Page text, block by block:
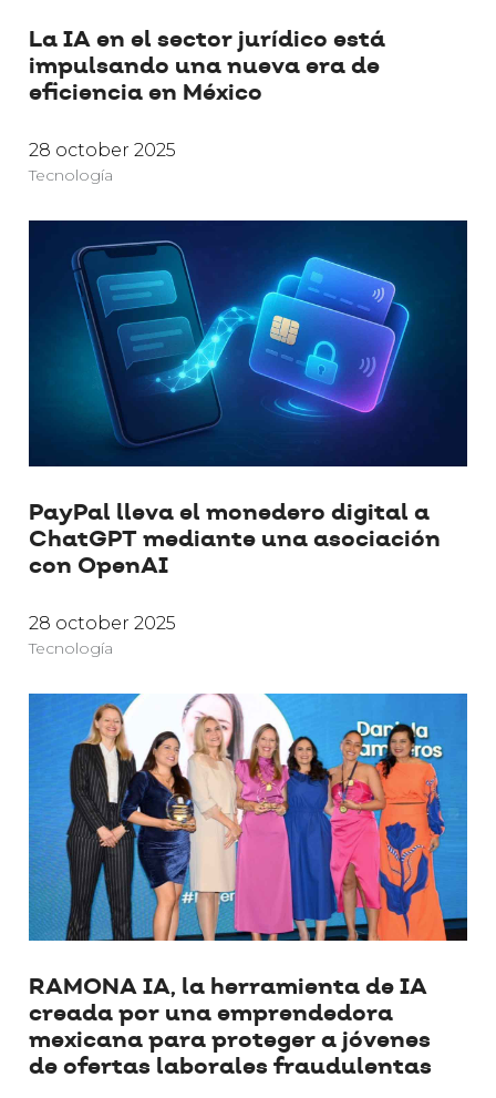
La IA en el sector jurídico está
impulsando una nueva era de
eficiencia en México
28 october 2025
Tecnología
PayPal lleva el monedero digital a
ChatGPT mediante una asociación
con OpenAI
28 october 2025
Tecnología
RAMONA IA, la herramienta de IA
creada por una emprendedora
mexicana para proteger a jóvenes
de ofertas laborales fraudulentas